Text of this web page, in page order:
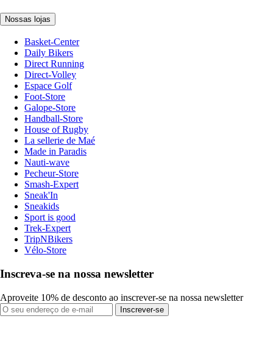
Nossas lojas
Basket-Center
Daily Bikers
Direct Running
Direct-Volley
Espace Golf
Foot-Store
Galope-Store
Handball-Store
House of Rugby
La sellerie de Maé
Made in Paradis
Nauti-wave
Pecheur-Store
Smash-Expert
Sneak'In
Sneakids
Sport is good
Trek-Expert
TripNBikers
Vélo-Store
Inscreva-se na nossa newsletter
Aproveite 10% de desconto ao inscrever-se na nossa newsletter
Inscrever-se